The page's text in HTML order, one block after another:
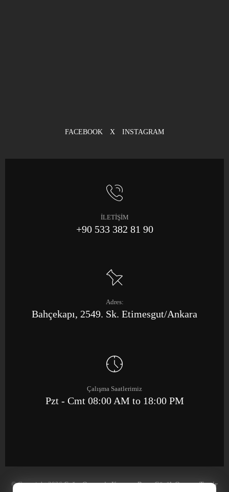
FACEBOOK X INSTAGRAM
İLETİŞİM
+90 533 382 81 90
Adres:
Bahçekapı, 2549. Sk. Etimesgut/Ankara
Çalışma Saatlerimiz
Pzt - Cmt 08:00 AM to 18:00 PM
© Copyright 2026Çağrı Otomotiv Kaporta Boya Göçük Onarım Tamir